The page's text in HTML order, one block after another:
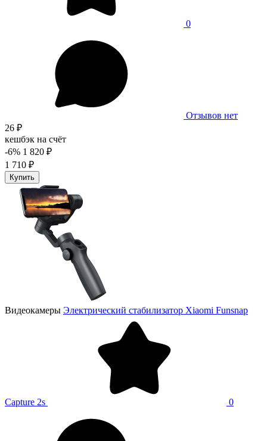
0
Отзывов нет
26 ₽
кешбэк на счёт
-6% 1 820 ₽
1 710 ₽
Купить
Видеокамеры Электрический стабилизатор Xiaomi Funsnap
Capture 2s 0